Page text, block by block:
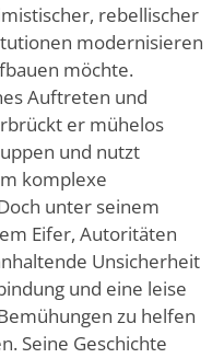
rebellischer
modernisieren
möchte.
Auftreten und
er mühelos
und nutzt
komplexe
unter seinem
Eifer, Autoritäten
Unsicherheit
und eine leise
zu helfen
Seine Geschichte